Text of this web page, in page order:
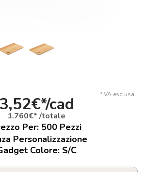
*IVA esclusa
3,52€*/cad
1.760€* /totale
Per: 500 Pezzi
Personalizzazione
Colore: S/C